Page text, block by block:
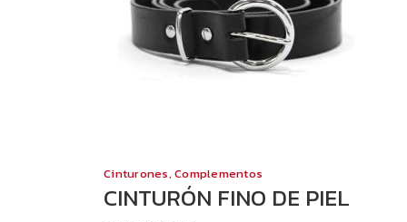
Cinturones,Complementos
CINTURÓN FINO DE PIEL